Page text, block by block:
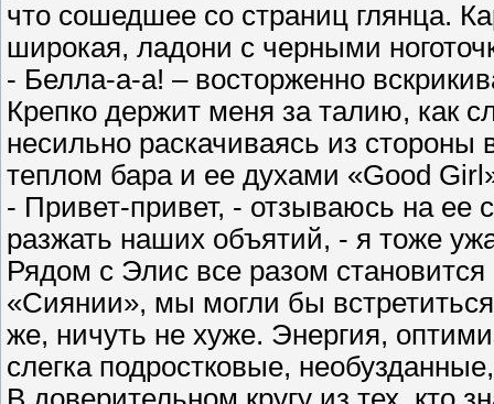
что сошедшее со страниц глянца.
широкая, ладони с черными
- Белла-а-а! – восторженно
Крепко держит меня за талию, как
несильно раскачиваясь из стороны
теплом бара и ее духами «Good
- Привет-привет, - отзываюсь на ее
разжать наших объятий, - я тоже
Рядом с Элис все разом
«Сиянии», мы могли бы
же, ничуть не хуже. Энергия,
слегка подростковые,